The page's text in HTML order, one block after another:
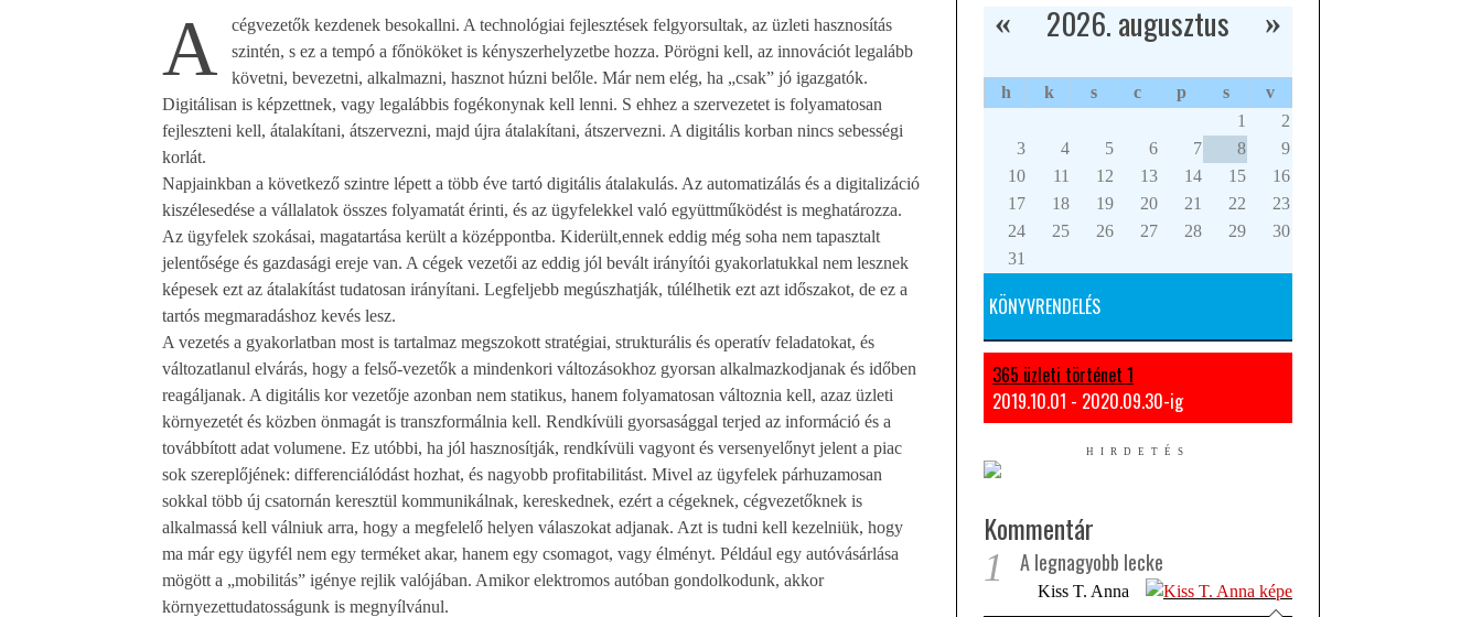
A
cégvezetők kezdenek besokallni. A technológiai fejlesztések felgyorsultak, az üzleti hasznosítás
szintén, s ez a tempó a főnököket is kényszerhelyzetbe hozza. Pörögni kell, az innovációt legalább
követni, bevezetni, alkalmazni, hasznot húzni belőle. Már nem elég, ha „csak” jó igazgatók.
Digitálisan is képzettnek, vagy legalábbis fogékonynak kell lenni. S ehhez a szervezetet is folyamatosan
fejleszteni kell, átalakítani, átszervezni, majd újra átalakítani, átszervezni. A digitális korban nincs sebességi
korlát.
Napjainkban a következő szintre lépett a több éve tartó digitális átalakulás. Az automatizálás és a digitalizáció
kiszélesedése a vállalatok összes folyamatát érinti, és az ügyfelekkel való együttműködést is meghatározza.
Az ügyfelek szokásai, magatartása került a középpontba. Kiderült,ennek eddig még soha nem tapasztalt
jelentősége és gazdasági ereje van. A cégek vezetői az eddig jól bevált irányítói gyakorlatukkal nem lesznek
képesek ezt az átalakítást tudatosan irányítani. Legfeljebb megúszhatják, túlélhetik ezt azt időszakot, de ez a
tartós megmaradáshoz kevés lesz.
A vezetés a gyakorlatban most is tartalmaz megszokott stratégiai, strukturális és operatív feladatokat, és
változatlanul elvárás, hogy a felső-vezetők a mindenkori változásokhoz gyorsan alkalmazkodjanak és időben
reagáljanak. A digitális kor vezetője azonban nem statikus, hanem folyamatosan változnia kell, azaz üzleti
környezetét és közben önmagát is transzformálnia kell. Rendkívüli gyorsasággal terjed az információ és a
továbbított adat volumene. Ez utóbbi, ha jól hasznosítják, rendkívüli vagyont és versenyelőnyt jelent a piac
sok szereplőjének: differenciálódást hozhat, és nagyobb profitabilitást. Mivel az ügyfelek párhuzamosan
sokkal több új csatornán keresztül kommunikálnak, kereskednek, ezért a cégeknek, cégvezetőknek is
alkalmassá kell válniuk arra, hogy a megfelelő helyen válaszokat adjanak. Azt is tudni kell kezelniük, hogy
ma már egy ügyfél nem egy terméket akar, hanem egy csomagot, vagy élményt. Például egy autóvásárlása
mögött a „mobilitás” igénye rejlik valójában. Amikor elektromos autóban gondolkodunk, akkor
környezettudatosságunk is megnyílvánul.
2026. augusztus
« »
h k s c p s
v
1
2
3
4 5 6 7 8
9
10
11 12 13 14 15
16
17
18 19 20 21 22
23
24
25 26 27 28 29
30
31
KÖNYVRENDELÉS
365 üzleti történet 1
2019.10.01 - 2020.09.30-ig
Kommentár
1 A legnagyobb lecke
Kiss T. Anna